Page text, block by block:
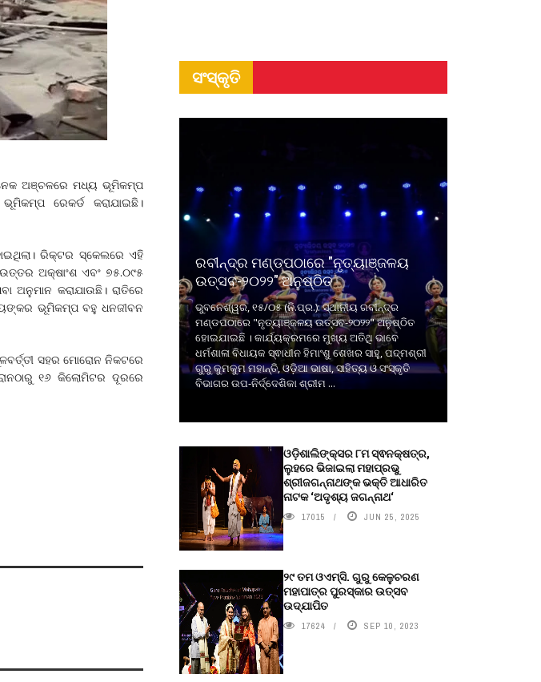
ଅଞ୍ଚଳରେ ମଧ୍ୟ ଭୂମିକମ୍ପ
ରେକର୍ଡ କରାଯାଇଛି।
ରିକ୍ଟର ସ୍କେଲରେ ଏହି
ଅକ୍ଷାଂଶ ଏବଂ ୭୫.୦୯୫
ଅନୁମାନ କରାଯାଉଛି। ରାତିରେ
ଭୂମିକମ୍ପ ବହୁ ଧନଜୀବନ
ସହର ମୋରୋନ ନିକଟରେ
୧୬ କିଲୋମିଟର ଦୂରରେ
ସଂସ୍କୃତି
ରବୀନ୍ଦ୍ର ମଣ୍ଡପଠାରେ "ନୃତ୍ୟାଞ୍ଜଳୟ
ଉତ୍ସବ-୨୦୨୨" ଅନୁଷ୍ଠିତ
ଭୁବନେଶ୍ୱର, ୧୫/୦୫ (ନି.ପ୍ର.): ସ୍ଥାନୀୟ ରବୀନ୍ଦ୍ର
ମଣ୍ଡପଠାରେ "ନୃତ୍ୟାଞ୍ଜଳୟ ଉତ୍ସବ-୨୦୨୨" ଅନୁଷ୍ଠିତ
ହୋଇଯାଇଛି । କାର୍ଯ୍ୟକ୍ରମରେ ମୁଖ୍ୟ ଅତିଥି ଭାବେ
ଧର୍ମଶାଳା ବିଧାୟକ ସ୍ଵାଧୀନ ହିମାଂଶୁ ଶେଖର ସାହୁ, ପଦ୍ମଶ୍ରୀ
ଗୁରୁ କୁମକୁମ ମହାନ୍ତି, ଓଡ଼ିଆ ଭାଷା, ସାହିତ୍ୟ ଓ ସଂସ୍କୃତି
ବିଭାଗର ଉପ-ନିର୍ଦ୍ଦେଶିକା ଶ୍ରୀମ ...
ଓଡ଼ିଶାଲିଙ୍କ୍ସର ୮ମ ସ୍ଵନକ୍ଷତ୍ର,
ଲୁହରେ ଭିଜାଇଲା ମହାପ୍ରଭୁ
ଶ୍ରୀଜଗନ୍ନାଥଙ୍କ ଭକ୍ତି ଆଧାରିତ
ନାଟକ ‘ଅଦୃଶ୍ୟ ଜଗନ୍ନାଥ‘
17015 JUN 25, 2025
୨୯ ତମ ଓଏମ୍‌ସି. ଗୁରୁ କେଳୁଚରଣ
ମହାପାତ୍ର ପୁରସ୍କାର ଉତ୍ସବ
ଉଦ୍‍ଯାପିତ
17624 SEP 10, 2023